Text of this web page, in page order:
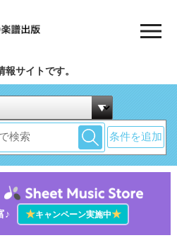
サイトです。
条件を追加
♪
★キャンペーン実施中★